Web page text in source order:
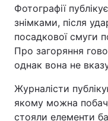
Економіка
Спорт
Техно і зв'язок
Зброя
Фотографії публікує
знімками, після
посадкової смуги
Про загоряння
однак вона не
Журналісти
якому можна
стояли елементи